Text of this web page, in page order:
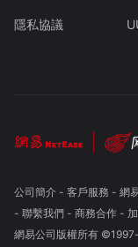
隱私協議
公司簡介- 客戶服務 - 網
- 聯繫我們- 商務合作-
網易公司版權所有 ©1997-